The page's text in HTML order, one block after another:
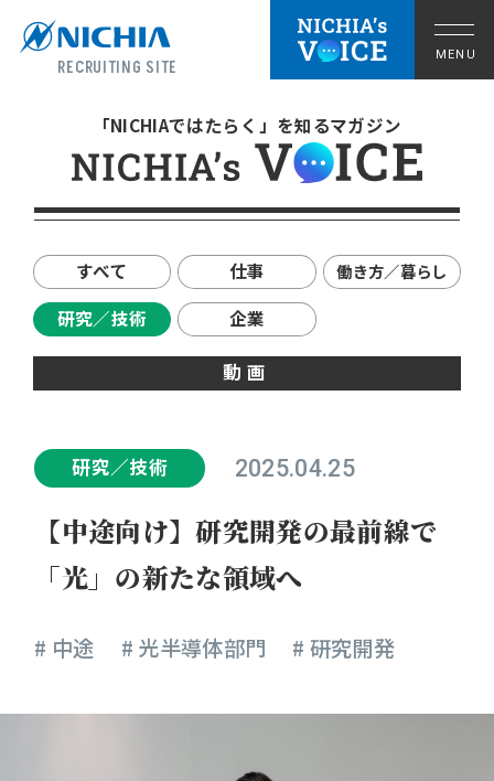
RECRUITING SITE
「NICHIAではたらく」を知るマガジン
すべて 仕事 働き方／暮らし
研究／技術 企業
動画
研究／技術 2025.04.25
【中途向け】研究開発の最前線で
「光」の新たな領域へ
# 中途 # 光半導体部門 # 研究開発
拠点の暮らし
中途採用